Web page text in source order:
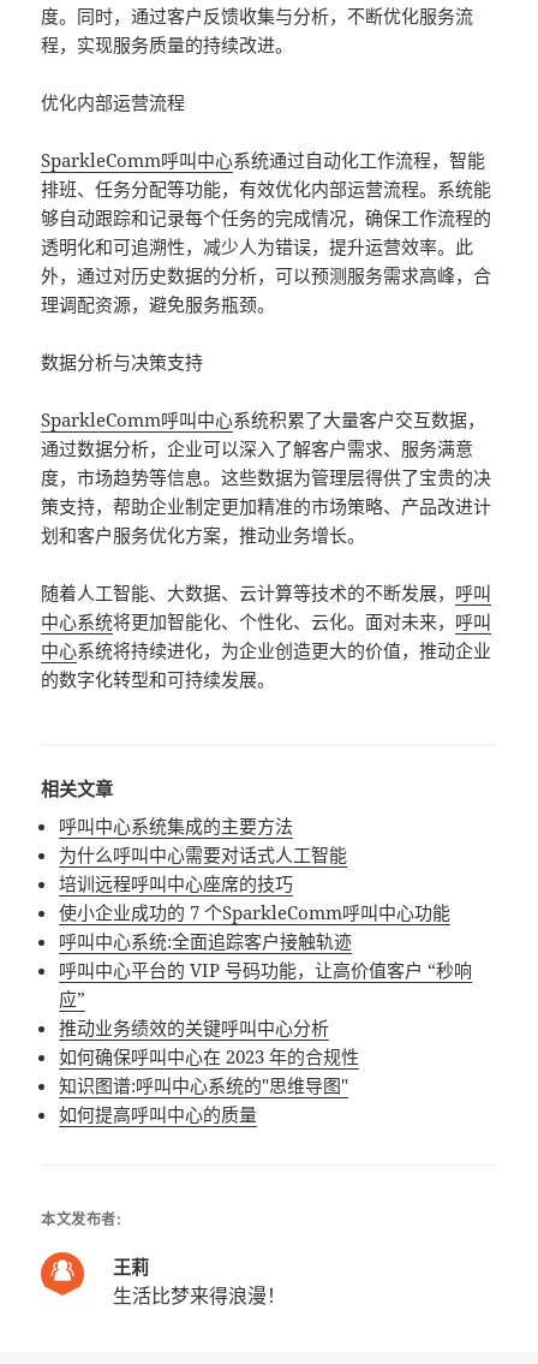
度。同时，通过客户反馈收集与分析，不断优化服务流
程，实现服务质量的持续改进。
优化内部运营流程
SparkleComm呼叫中心系统通过自动化工作流程，智能
排班、任务分配等功能，有效优化内部运营流程。系统能
够自动跟踪和记录每个任务的完成情况，确保工作流程的
透明化和可追溯性，减少人为错误，提升运营效率。此
外，通过对历史数据的分析，可以预测服务需求高峰，合
理调配资源，避免服务瓶颈。
数据分析与决策支持
SparkleComm呼叫中心系统积累了大量客户交互数据，
通过数据分析，企业可以深入了解客户需求、服务满意
度，市场趋势等信息。这些数据为管理层得供了宝贵的决
策支持，帮助企业制定更加精准的市场策略、产品改进计
划和客户服务优化方案，推动业务增长。
随着人工智能、大数据、云计算等技术的不断发展， 呼叫
中心系统将更加智能化、个性化、云化。面对未来， 呼叫
中心系统将持续进化，为企业创造更大的价值，推动企业
的数字化转型和可持续发展。
相关文章
呼叫中心系统集成的主要方法
为什么呼叫中心需要对话式人工智能
培训远程呼叫中心座席的技巧
使小企业成功的 7 个SparkleComm呼叫中心功能
呼叫中心系统:全面追踪客户接触轨迹
呼叫中心平台的 VIP 号码功能，让高价值客户 “秒响
应”
推动业务绩效的关键呼叫中心分析
如何确保呼叫中心在 2023 年的合规性
知识图谱:呼叫中心系统的"思维导图"
如何提高呼叫中心的质量
本文发布者:
王莉
生活比梦来得浪漫！